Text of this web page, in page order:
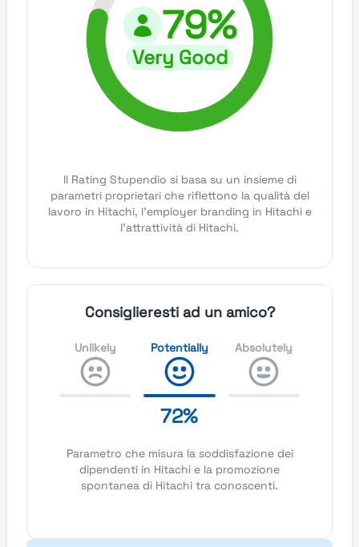
79%
Very Good
Il Rating Stupendio si basa su un insieme di
parametri proprietari che riflettono la qualità del
lavoro in Hitachi, l'employer branding in Hitachi e
l'attrattività di Hitachi.
Consiglieresti ad un amico?
Unlikely Potentially
72%
Absolutely
Parametro che misura la soddisfazione dei
dipendenti in Hitachi e la promozione
spontanea di Hitachi tra conoscenti.